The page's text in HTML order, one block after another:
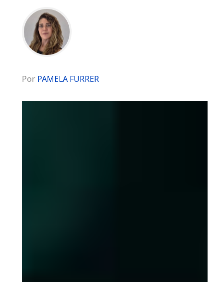
Por PAMELA FURRER